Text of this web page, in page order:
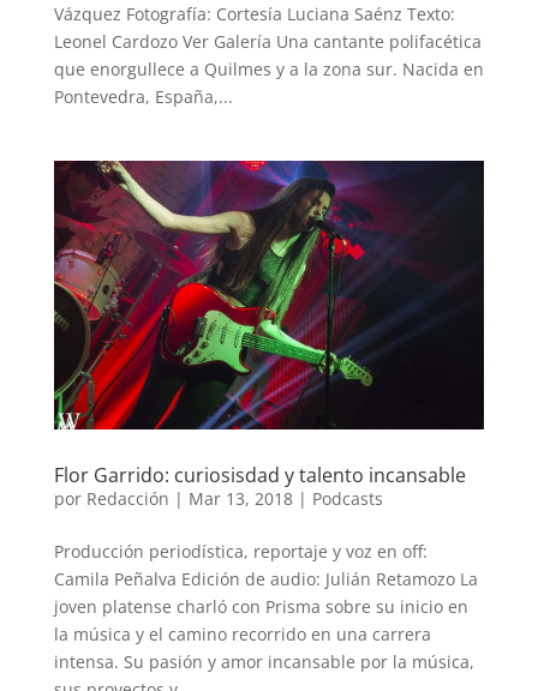
Vázquez Fotografía: Cortesía Luciana Saénz Texto:
Leonel Cardozo Ver Galería Una cantante polifacética
que enorgullece a Quilmes y a la zona sur. Nacida en
Pontevedra, España,...
Flor Garrido: curiosisdad y talento incansable
por Redacción | Mar 13, 2018| Podcasts
Producción periodística, reportaje y voz en off:
Camila Peñalva Edición de audio: Julián Retamozo La
joven platense charló con Prisma sobre su inicio en
la música y el camino recorrido en una carrera
intensa. Su pasión y amor incansable por la música,